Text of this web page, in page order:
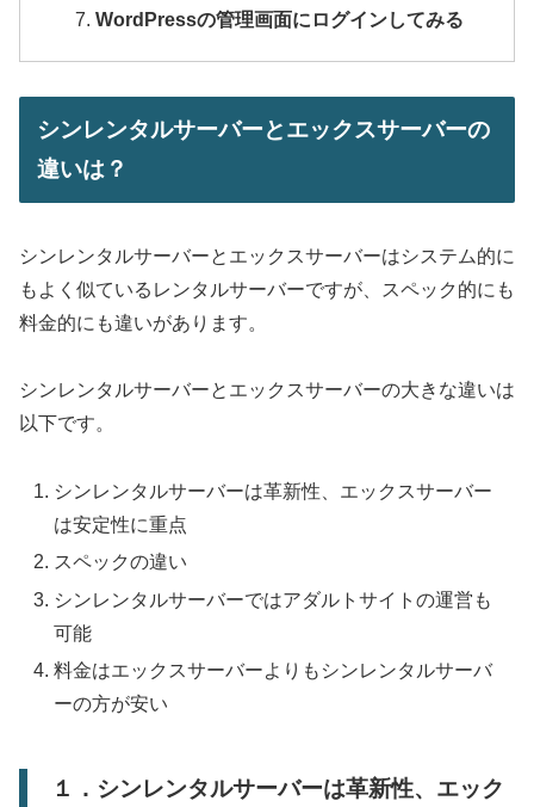
WordPressの管理画面にログインしてみる
シンレンタルサーバーとエックスサーバーの
違いは？
シンレンタルサーバーとエックスサーバーはシステム的に
もよく似ているレンタルサーバーですが、スペック的にも
料金的にも違いがあります。
シンレンタルサーバーとエックスサーバーの大きな違いは
以下です。
シンレンタルサーバーは革新性、エックスサーバー
は安定性に重点
スペックの違い
シンレンタルサーバーではアダルトサイトの運営も
可能
料金はエックスサーバーよりもシンレンタルサーバ
ーの方が安い
１．シンレンタルサーバーは革新性、エック